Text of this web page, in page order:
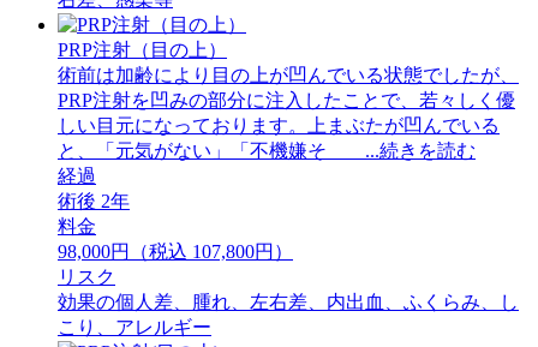
PRP注射（目の上）
術前は加齢により目の上が凹んでいる状態でしたが、
PRP注射を凹みの部分に注入したことで、若々しく優
しい目元になっております。上まぶたが凹んでいる
と、「元気がない」「不機嫌そ ...続きを読む
経過
術後 2年
料金
98,000円（税込 107,800円）
リスク
効果の個人差、腫れ、左右差、内出血、ふくらみ、し
こり、アレルギー